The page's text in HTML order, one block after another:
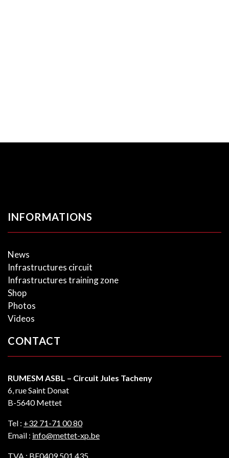
INFORMATIONS
News
Infrastructures circuit
Infrastructures training zone
Shop
Photos
Videos
CONTACT
RUMESM ASBL – Circuit Jules Tacheny
6, rue Saint Donat
B-5640 Mettet
Tel : +32 71-71 00 80
Email : info@mettet-xp.be
TVA : BE0409 501 435